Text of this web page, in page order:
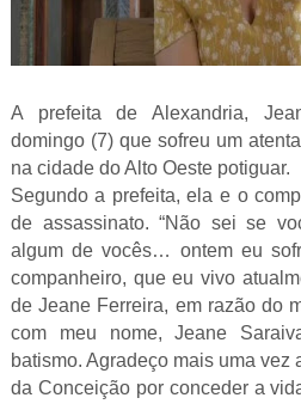
A prefeita de Alexandria,
domingo (7) que sofreu um
na cidade do Alto Oeste potiguar.
Segundo a prefeita, ela e o
de assassinato. “Não sei se
algum de vocês… ontem eu
companheiro, que eu vivo
de Jeane Ferreira, em razão do
com meu nome, Jeane
batismo. Agradeço mais uma vez
da Conceição por conceder a